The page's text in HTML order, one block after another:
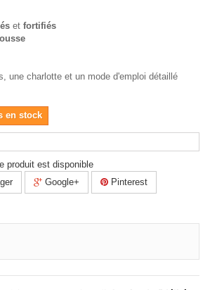
et fortifiés
une charlotte et un mode d'emploi détaillé
en stock
produit est disponible
Google+ Pinterest